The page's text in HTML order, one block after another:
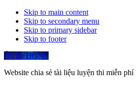
Skip to main content
Skip to secondary menu
Skip to primary sidebar
Skip to footer
Ôn thi ĐGNL
Website chia sẻ tài liệu luyện thi miễn phí